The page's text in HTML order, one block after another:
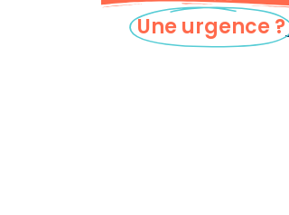
Une urgence ?